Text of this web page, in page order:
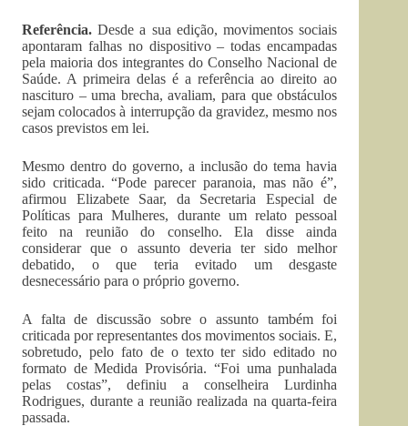
Referência. Desde a sua edição, movimentos sociais
apontaram falhas no dispositivo – todas encampadas
pela maioria dos integrantes do Conselho Nacional de
Saúde. A primeira delas é a referência ao direito ao
nascituro – uma brecha, avaliam, para que obstáculos
sejam colocados à interrupção da gravidez, mesmo nos
casos previstos em lei.
Mesmo dentro do governo, a inclusão do tema havia
sido criticada. “Pode parecer paranoia, mas não é”,
afirmou Elizabete Saar, da Secretaria Especial de
Políticas para Mulheres, durante um relato pessoal
feito na reunião do conselho. Ela disse ainda
considerar que o assunto deveria ter sido melhor
debatido, o que teria evitado um desgaste
desnecessário para o próprio governo.
A falta de discussão sobre o assunto também foi
criticada por representantes dos movimentos sociais. E,
sobretudo, pelo fato de o texto ter sido editado no
formato de Medida Provisória. “Foi uma punhalada
pelas costas”, definiu a conselheira Lurdinha
Rodrigues, durante a reunião realizada na quarta-feira
passada.